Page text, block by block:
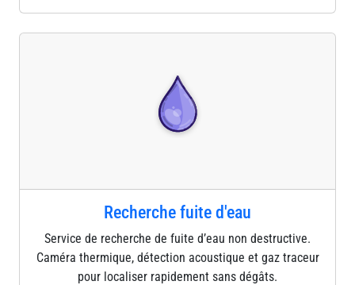
Recherche fuite d'eau
Service de recherche de fuite d’eau non destructive.
Caméra thermique, détection acoustique et gaz traceur
pour localiser rapidement sans dégâts.